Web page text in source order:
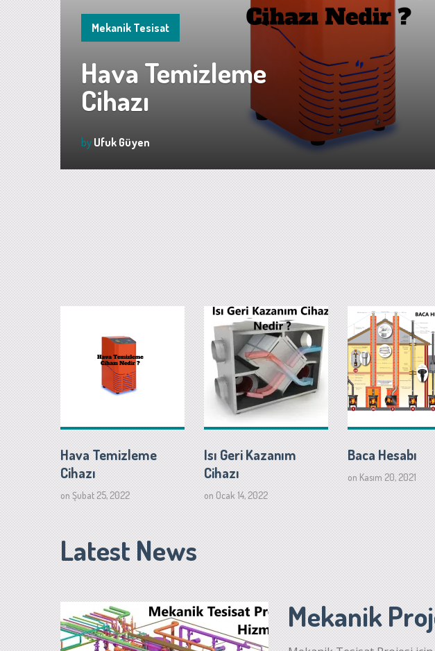
Mekanik Tesisat
Hava Temizleme
Cihazı
by Ufuk Güyen
Hava Temizleme
Cihazı
on Şubat 25, 2022
Isı Geri Kazanım
Cihazı
on Ocak 14, 2022
Baca Hesabı
on Kasım 20, 2021
Latest News
Mekanik